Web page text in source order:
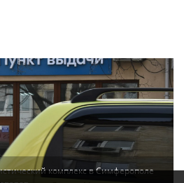
комплекс в Симферополе